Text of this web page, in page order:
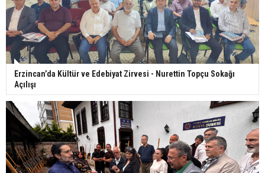
Erzincan’da Kültür ve Edebiyat Zirvesi - Nurettin Topçu Sokağı
Açılışı